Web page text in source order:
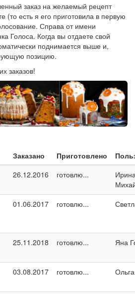
заказ на желаемый рецепт
(то есть я его приготовила в первую
Справа от имени
Голоса. Когда вы отдаете свой
поднимается выше и,
позицию.
заказов!
Заказано Приготовлено
26.12.2016 готовлю...
01.06.2017 готовлю...
25.11.2018 готовлю... Яна
03.08.2017 готовлю...